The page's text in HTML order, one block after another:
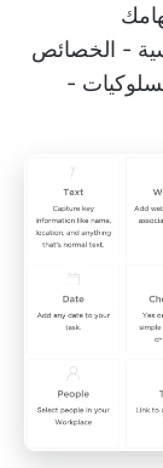
- الخصائص
-